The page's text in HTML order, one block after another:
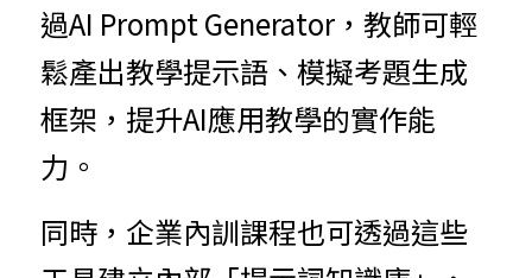
過AI Prompt Generator，教師可輕
鬆產出教學提示語、模擬考題生成
框架，提升AI應用教學的實作能
力。
同時，企業內訓課程也可透過這些